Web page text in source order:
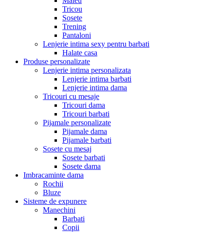
Tricou
Sosete
Trening
Pantaloni
Lenjerie intima sexy pentru barbati
Halate casa
Produse personalizate
Lenjerie intima personalizata
Lenjerie intima barbati
Lenjerie intima dama
Tricouri cu mesaje
Tricouri dama
Tricouri barbati
Pijamale personalizate
Pijamale dama
Pijamale barbati
Sosete cu mesaj
Sosete barbati
Sosete dama
Imbracaminte dama
Rochii
Bluze
Sisteme de expunere
Manechini
Barbati
Copii